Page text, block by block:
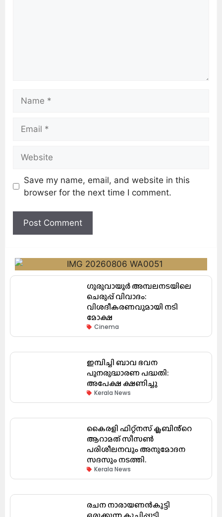
Save my name, email, and website in this
browser for the next time I comment.
ഗുരുവായൂർ അമ്പലനടയിലെ
ചെരുപ്പ് വിവാദം:
വിശദീകരണവുമായി നടി
മോക്ഷ
Cinema
ഇമ്പിച്ചി ബാവ ഭവന
പുനരുദ്ധാരണ പദ്ധതി:
അപേക്ഷ ക്ഷണിച്ചു
Kerala News
കൈരളി ഫിറ്റ്നസ് ക്ലബിൻ്റെ
ആറാമത് സീസൺ
പരിശീലനവും അനുമോദന
സദസും നടത്തി.
Kerala News
രചന നാരായണൻകുട്ടി